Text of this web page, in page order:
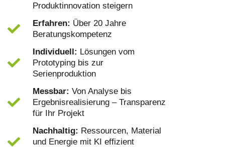
Produktinnovation steigern
Erfahren: Über 20 Jahre
Beratungskompetenz
Individuell: Lösungen vom
Prototyping bis zur
Serienproduktion
Messbar: Von Analyse bis
Ergebnisrealisierung – Transparenz
für Ihr Projekt
Nachhaltig: Ressourcen, Material
und Energie mit KI effizient